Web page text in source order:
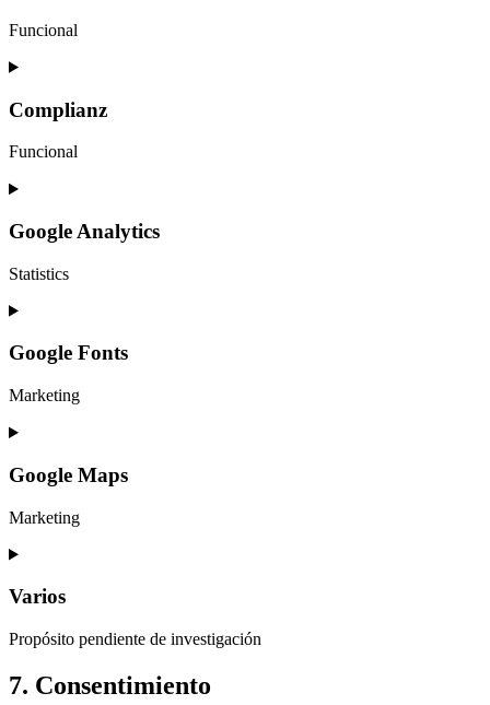
Funcional
Consent
service
polylang
Complianz
Funcional
Consent
service
complianz
Google Analytics
Statistics
Consent
service
google-
analytics
Google Fonts
Marketing
Consent
service
google-
fonts
Google Maps
Marketing
Consent
service
maps
Varios
Propósito pendiente de investigación
Consent
to
7. Consentimiento